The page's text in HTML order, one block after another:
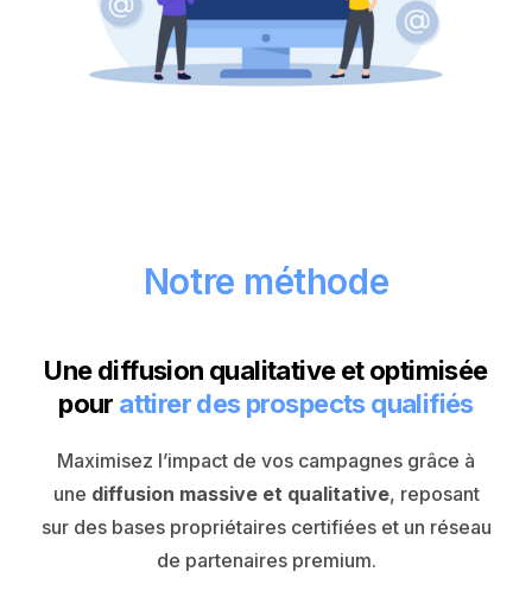
Notre méthode
Une diffusion qualitative et optimisée
pour attirer des prospects qualifiés
Maximisez l’impact de vos campagnes grâce à
une diffusion massive et qualitative, reposant
sur des bases propriétaires certifiées et un réseau
de partenaires premium.